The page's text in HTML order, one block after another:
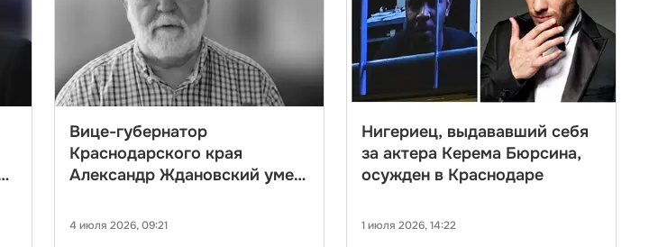
Вице-губернатор
Краснодарского края
Александр Ждановский умер
4 июля 2026, 09:21
Нигериец, выдававший себя
за актера Керема Бюрсина,
осужден в Краснодаре
1 июля 2026, 14:22